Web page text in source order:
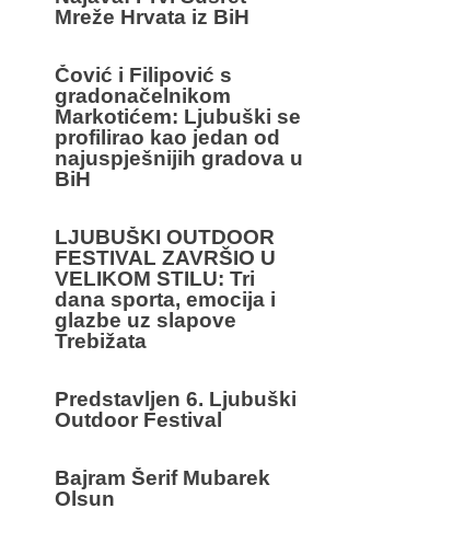
Mreže Hrvata iz BiH
Čović i Filipović s
gradonačelnikom
Markotićem: Ljubuški se
profilirao kao jedan od
najuspješnijih gradova u
BiH
LJUBUŠKI OUTDOOR
FESTIVAL ZAVRŠIO U
VELIKOM STILU: Tri
dana sporta, emocija i
glazbe uz slapove
Trebižata
Predstavljen 6. Ljubuški
Outdoor Festival
Bajram Šerif Mubarek
Olsun